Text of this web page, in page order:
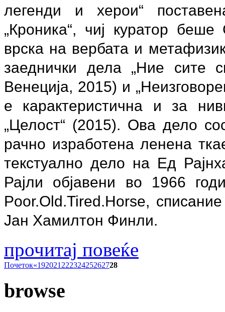
легенди и херои“
„Кроника“, чиј куратор
врска на вербата и
заеднички дела „Ние
Венеција, 2015) и
е карактеристична и за
„Целост“ (2015). Ова дело
рачно изработена ленена
текстуално дело на Ед
Рајли објавени во 1966
Poor.Old.Tired.Horse,
Јан Хамилтон Финли.
прочитај повеќе
Почеток«192021 22232425262728
browse